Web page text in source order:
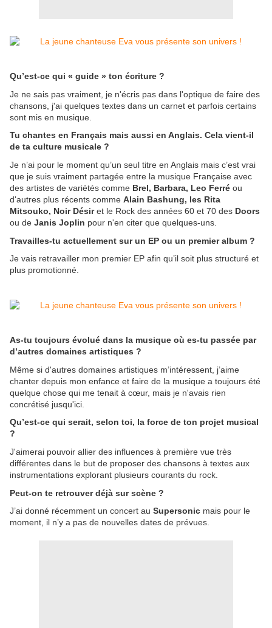
Qu’est-ce qui « guide » ton écriture ?
Je ne sais pas vraiment, je n'écris pas dans l'optique de faire des
chansons, j'ai quelques textes dans un carnet et parfois certains
sont mis en musique.
Tu chantes en Français mais aussi en Anglais. Cela vient-il
de ta culture musicale ?
Je n’ai pour le moment qu’un seul titre en Anglais mais c’est vrai
que je suis vraiment partagée entre la musique Française avec
des artistes de variétés comme Brel, Barbara, Leo Ferré ou
d'autres plus récents comme Alain Bashung, les Rita
Mitsouko, Noir Désiret le Rock des années 60 et 70 des Doors
ou de Janis Joplin pour n'en citer que quelques-uns.
Travailles-tu actuellement sur un EP ou un premier album ?
Je vais retravailler mon premier EP afin qu’il soit plus structuré et
plus promotionné.
As-tu toujours évolué dans la musique où es-tu passée par
d’autres domaines artistiques ?
Même si d'autres domaines artistiques m’intéressent, j’aime
chanter depuis mon enfance et faire de la musique a toujours été
quelque chose qui me tenait à cœur, mais je n'avais rien
concrétisé jusqu'ici.
Qu’est-ce qui serait, selon toi, la force de ton projet musical
?
J'aimerai pouvoir allier des influences à première vue très
différentes dans le but de proposer des chansons à textes aux
instrumentations explorant plusieurs courants du rock.
Peut-on te retrouver déjà sur scène ?
J’ai donné récemment un concert au Supersonic mais pour le
moment, il n’y a pas de nouvelles dates de prévues.